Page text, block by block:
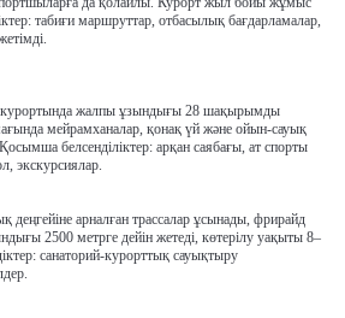
табиғи маршруттар, отбасылық бағдарламалар,
курортында жалпы ұзындығы 28 шақырымды
мейрамханалар, қонақ үй және ойын-сауық
белсенділіктер: арқан саябағы, ат спорты
экскурсиялар.
деңгейіне арналған трассалар ұсынады, фрирайд
2500 метрге дейін жетеді, көтерілу уақыты 8–
санаторий-курорттық сауықтыру